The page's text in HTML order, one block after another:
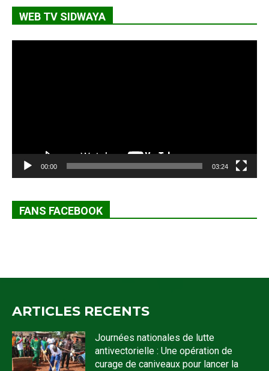
WEB TV SIDWAYA
00:00 03:24
FANS FACEBOOK
ARTICLES RECENTS
Journées nationales de lutte
antivectorielle : Une opération de
curage de caniveaux pour lancer la